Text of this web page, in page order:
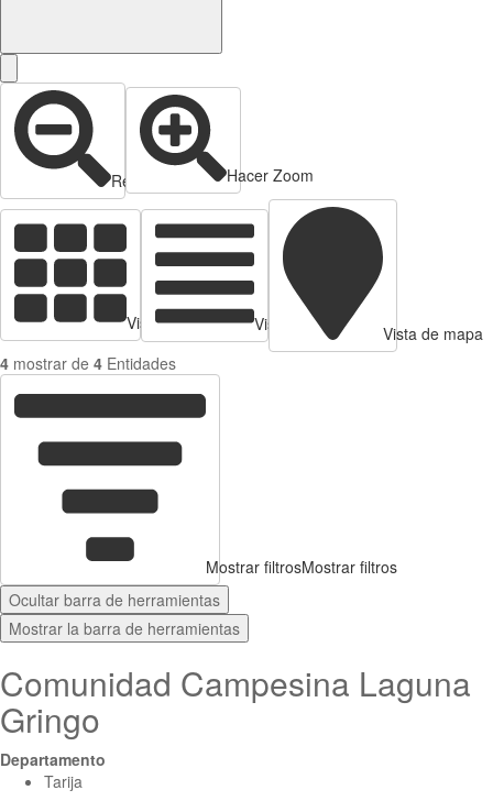
Reducir zoom Hacer Zoom
Vista de tarjetas Vista de Tabla
Vista de mapa
4 mostrar de 4 Entidades
Mostrar filtrosMostrar filtros
Ocultar barra de herramientas
Mostrar la barra de herramientas
Comunidad Campesina Laguna
Gringo
Departamento
Tarija